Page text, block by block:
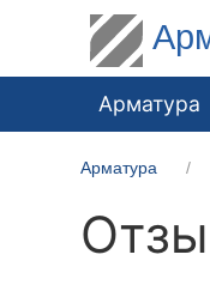
Арматура
Арматура